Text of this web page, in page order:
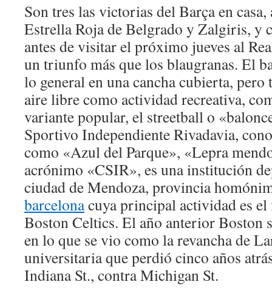
Son tres las victorias del Barça en
Estrella Roja de Belgrado y Zalgiris, y
antes de visitar el próximo jueves al
un triunfo más que los blaugranas. El
lo general en una cancha cubierta, pero
aire libre como actividad recreativa,
variante popular, el streetball o
Sportivo Independiente Rivadavia,
como «Azul del Parque», «Lepra
acrónimo «CSIR», es una institución
ciudad de Mendoza, provincia
barcelonacuya principal actividad es
Boston Celtics. El año anterior Boston
en lo que se vio como la revancha de
universitaria que perdió cinco años
Indiana St., contra Michigan St.